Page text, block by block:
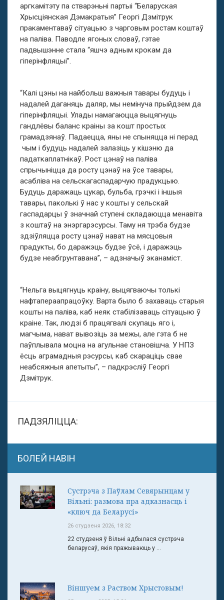
аргкамітэту па стварэньні партыі “Беларуская
Хрысціянская Дэмакратыя” Георгі Дзмітрук
пракаментаваў сітуацыю з чарговым ростам коштаў
на паліва. Паводле ягоных словаў, гэтае
падвышэнне стала “яшчэ адным крокам да
гіперінфляцыі”.
“Калі цэны на найбольш важныя тавары будуць і
надалей даганяць даляр, мы немінуча прыйдзем да
гіперінфляцыі. Улады намагаюцца выцягнуць
гандлёвы баланс краіны за кошт простых
грамадзянаў. Падаецца, яны не спыняцца ні перад
чым і будуць надалей залазіць у кішэню да
падаткаплатнікаў. Рост цэнаў на паліва
спрычыніцца да росту цэнаў на ўсе тавары,
асабліва на сельскагаспадарчую прадукцыю.
Будуць даражаць цукар, бульба, грэчкі і іншыя
тавары, паколькі ў нас у кошты у сельскай
гаспадарцы ў значнай ступені складаюцца менавіта
з коштаў на энэргарэсурсы. Таму ня трэба будзе
здзіўляцца росту цэнаў нават на мясцовыя
прадукты, бо даражэць будзе ўсё, і даражэць
будзе неабгрунтавана”, – адзначыў эканаміст.
“Нельга выцягнуць краіну, выцягваючы толькі
нафтапераапрацоўку. Варта было б захаваць старыя
кошты на паліва, каб неяк стабілізаваць сітуацыю ў
краіне. Так, людзі б працягвалі скупаць яго і,
магчыма, нават вывозіць за межы, але гэта б не
паўплывала моцна на агульнае становішча. У НПЗ
ёсць аграмадныя рэсурсы, каб скараціць свае
неабсяжныя апетыты”, – падкрэсліў Георгі
Дзмітрук.
ПАДЗЯЛІЦЦА:
БОЛЕЙ НАВІН
Сустрэча з Паўлам Севярынцам у
Вільні: размова пра адказнасць і
«ключ да Беларусі»
26 студзеня 2026, 18:32
22 студзеня ў Вільні адбылася сустрэча
беларусаў, якія пражываюць у ...
Віншуем з Раством Хрыстовым!